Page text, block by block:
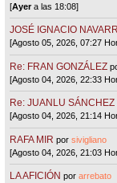
[Ayera las 18:08]
JOSÉ IGNACIO
[Agosto 05, 2026, 07:27
Re: FRAN GONZÁLEZ
[Agosto 04, 2026, 22:33
Re: JUANLU SÁNCHEZ
[Agosto 04, 2026, 21:14
RAFA MIR porsivigliano
[Agosto 04, 2026, 21:03
LA AFICIÓN porarrebato